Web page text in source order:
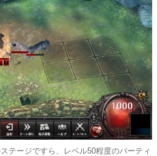
テージですら、レベル50程度のパーティ